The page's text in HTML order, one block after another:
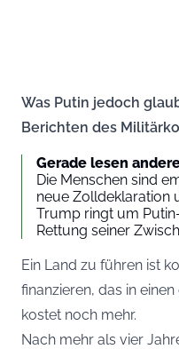
Was Putin jedoch
Berichten des
Gerade lesen
Die Menschen sind
neue Zolldeklaration
Trump ringt um
Rettung seiner
Ein Land zu führen ist
finanzieren, das in
kostet noch mehr.
Nach mehr als vier